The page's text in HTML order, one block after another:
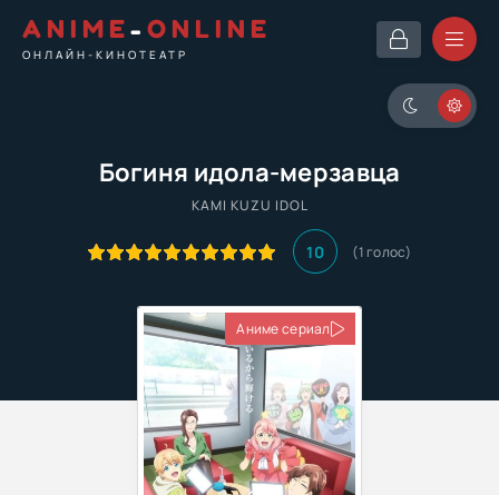
ANIME- ONLINE
ОНЛАЙН-КИНОТЕАТР
Богиня идола-мерзавца
KAMI KUZU IDOL
10 (1голос)
Аниме сериал